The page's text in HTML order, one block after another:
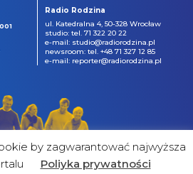
Radio Rodzina
ul. Katedralna 4, 50-328 Wrocław
studio: tel. 71 322 20 22
e-mail: studio@radiorodzina.pl
newsroom: tel. +48 71 327 12 85
e-mail: reporter@radiorodzina.pl
by zagwarantować najwyższa
Poliyka prywatności